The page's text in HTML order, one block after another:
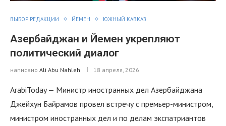
ВЫБОР РЕДАКЦИИ ЙЕМЕН ЮЖНЫЙ КАВКАЗ
Азербайджан и Йемен укрепляют
политический диалог
написано Ali Abu Nahleh 18 апреля, 2026
ArabiToday — Министр иностранных дел Азербайджана
Джейхун Байрамов провел встречу с премьер-министром,
министром иностранных дел и по делам экспатриантов